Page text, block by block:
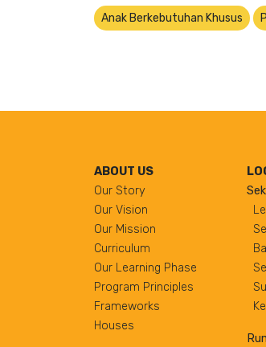
Anak Berkebutuhan Khusus
ABOUT US
Our Story
Our Vision
Our Mission
Curriculum
Our Learning Phase
Program Principles
Frameworks
Houses